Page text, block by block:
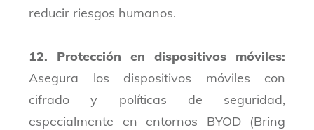
reducir riesgos humanos.
12. Protección en dispositivos móviles:
Asegura los dispositivos móviles con
cifrado y políticas de seguridad,
especialmente en entornos BYOD (Bring